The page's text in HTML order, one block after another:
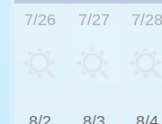
7/26
7/27 7/28